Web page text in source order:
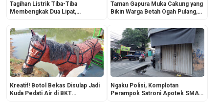
Tagihan Listrik Tiba-Tiba
Membengkak Dua Lipat,
Cuaca atau Pemakaian?
Taman Gapura Muka Cakung yang
Bikin Warga Betah Ogah Pulang,
Kreatif! Botol Bekas Disulap Jadi
Kuda Pedati Air di BKT
Ngaku Polisi, Komplotan
Perampok Satroni Apotek SMA